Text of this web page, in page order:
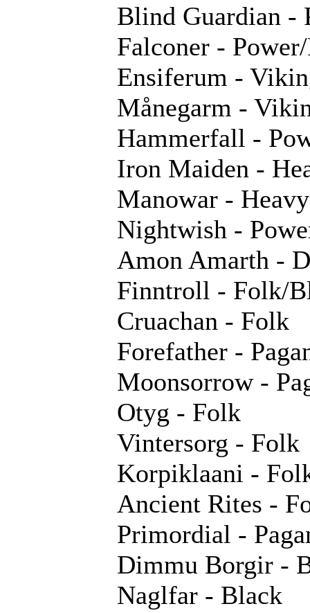
Blind Guardian -
Falconer -
Ensiferum -
Månegarm -
Hammerfall -
Iron Maiden -
Manowar - Heavy
Nightwish -
Amon Amarth -
Finntroll - Folk/
Cruachan - Folk
Forefather -
Moonsorrow -
Otyg - Folk
Vintersorg - Folk
Korpiklaani -
Ancient Rites -
Primordial -
Dimmu Borgir -
Naglfar - Black